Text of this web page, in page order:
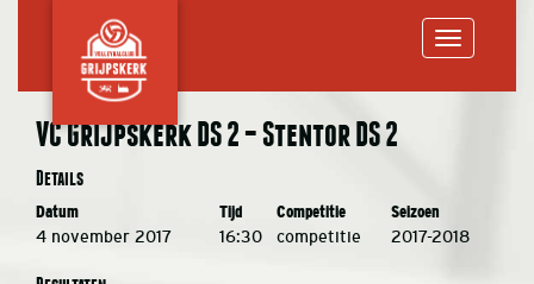
VC Grijpskerk DS 2 – Stentor DS 2
Details
Datum Tijd Competitie Seizoen
4 november 2017 16:30 competitie 2017-2018